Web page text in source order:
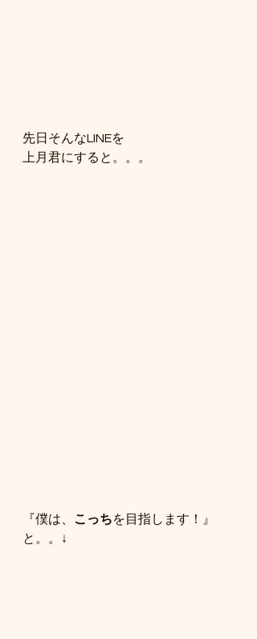
先日そんなLINEを
上月君にすると。。。
『僕は、 こっちを目指します！』
と。。↓